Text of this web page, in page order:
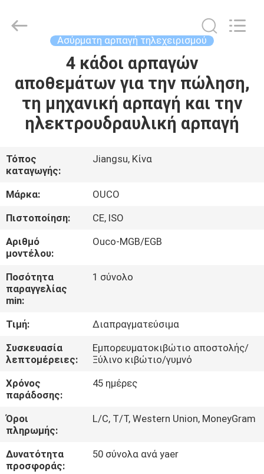
ΠΡΟΪΌΝΤΑ
ΒΊΝΤΕΟ
ΕΜΦΆΝΙΣΗ
VR
ΣΧΕΤΙΚΆ
ΜΕ
ΕΜΆΣ
ΣΤΟ
ΕΡΓΟΣΤΆΣΙΟ
ΈΛΕΓΧΟΣ
ΠΟΙΌΤΗΤΑΣ
ΕΙΔΉΣΕΙΣ
GROUP
Ασύρματη αρπαγή τηλεχειρισμού
4 κάδοι αρπαγών
αποθεμάτων για την πώληση,
τη μηχανική αρπαγή και την
ηλεκτρουδραυλική αρπαγή
Τόπος
καταγωγής:
Jiangsu, Κίνα
Μάρκα:
OUCO
Πιστοποίηση:
CE, ISO
Αριθμό
μοντέλου:
Ouco-MGB/EGB
Ποσότητα
παραγγελίας
min:
1 σύνολο
Τιμή:
Διαπραγματεύσιμα
Συσκευασία
λεπτομέρειες:
Εμπορευματοκιβώτιο αποστολής/
Ξύλινο κιβώτιο/γυμνό
Χρόνος
παράδοσης:
45 ημέρες
Όροι
πληρωμής:
L/C, T/T, Western Union, MoneyGram
Δυνατότητα
προσφοράς:
50 σύνολα ανά yaer